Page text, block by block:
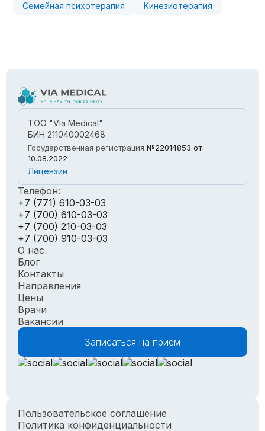
Семейная психотерапия
Кинезиотерапия
ТОО "Via Medical"
БИН 211040002468
Государственная регистрация №22014853 от
10.08.2022
Лицензии
Телефон:
+7 (771) 610-03-03
+7 (700) 610-03-03
+7 (700) 210-03-03
+7 (700) 910-03-03
О нас
Блог
Контакты
Направления
Цены
Врачи
Вакансии
Записаться на приём
Пользовательское соглашение
Политика конфиденциальности